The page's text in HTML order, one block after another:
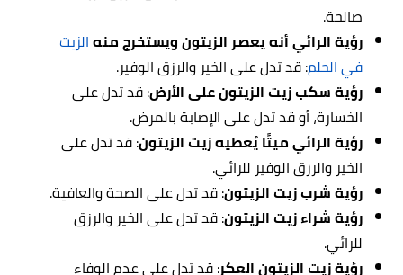
صالحة.
رؤية الرائي أنه يعصر الزيتون ويستخرج منهالزيت
في الحلم: قد تدل على الخير والرزق الوفير.
رؤية سكب زيت الزيتون على الأرض: قد تدل على
الخسارة، أو قد تدل على الإصابة بالمرض.
رؤية الرائي ميتًا يُعطيه زيت الزيتون: قد تدل على
الخير والرزق الوفير للرائي.
رؤية شرب زيت الزيتون: قد تدل على الصحة والعافية.
رؤية شراء زيت الزيتون: قد تدل على الخير والرزق
للرائي.
رؤية زيت الزيتون العكر: قد تدل على عدم الوفاء